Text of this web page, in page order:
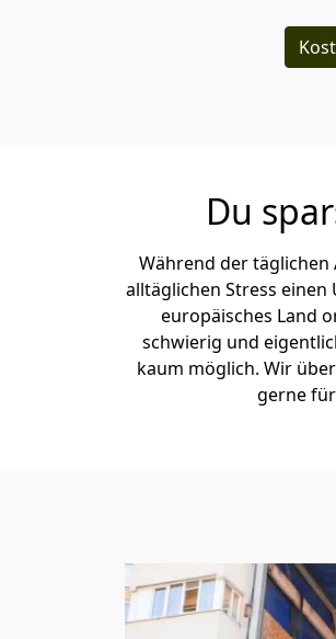
Du
Während der
alltäglichen Stress einen
europäisches Land
schwierig und
kaum möglich. Wir
gerne